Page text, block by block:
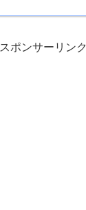
スポンサーリンク